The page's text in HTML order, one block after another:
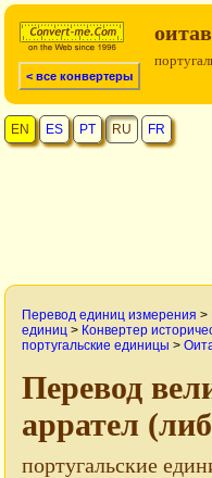
< все конвертеры
EN ES PT RU FR
Перевод единиц измерения >
единиц > Конвертер
португальские единицы >
Перевод
аррател
португальские